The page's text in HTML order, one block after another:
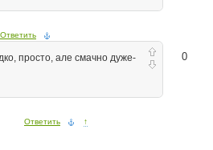
Ответить
0
просто, але смачно дуже-
Ответить ↑